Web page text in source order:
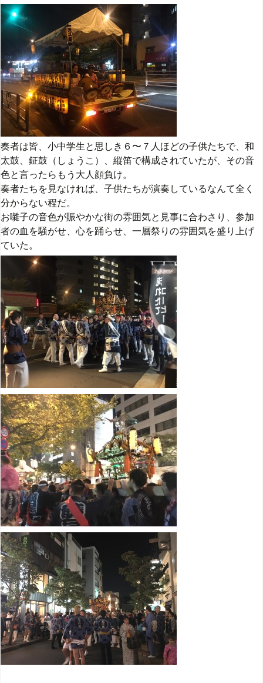
奏者は皆、小中学生と思しき６〜７人ほどの子供たちで、和
太鼓、鉦鼓（しょうこ）、縦笛で構成されていたが、その音
色と言ったらもう大人顔負け。
奏者たちを見なければ、子供たちが演奏しているなんて全く
分からない程だ。
お囃子の音色が賑やかな街の雰囲気と見事に合わさり、参加
者の血を騒がせ、心を踊らせ、一層祭りの雰囲気を盛り上げ
ていた。